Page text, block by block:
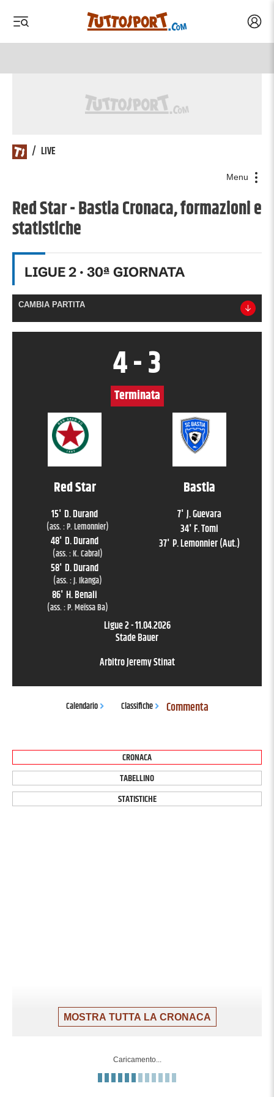
/ LIVE
Menu
Red Star - Bastia Cronaca, formazioni e
statistiche
LIGUE 2 · 30ª GIORNATA
CAMBIA PARTITA
Red Star
15' D. Durand
(ass. :P. Lemonnier)
48' D. Durand
(ass. :K. Cabral)
58' D. Durand
(ass. :J. Ikanga)
86' H. Benali
(ass. :P. Meïssa Ba)
Bastia
7' J. Guevara
34' F. Tomi
37' P. Lemonnier(Aut.)
4-3
Terminata
Ligue 2-11.04.2026
Stade Bauer
ArbitroJeremy Stinat
Calendario Classifiche Commenta
CRONACA
TABELLINO
STATISTICHE
MOSTRA TUTTA LA CRONACA
Caricamento...